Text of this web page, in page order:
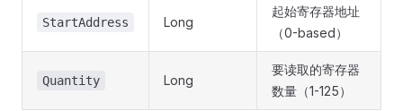
StartAddress Long
起始寄存器地址
（0-based）
Quantity Long
要读取的寄存器
数量（1-125）